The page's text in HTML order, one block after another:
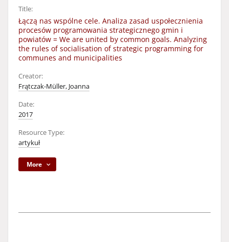
Title:
Łączą nas wspólne cele. Analiza zasad uspołecznienia
procesów programowania strategicznego gmin i
powiatów = We are united by common goals. Analyzing
the rules of socialisation of strategic programming for
communes and municipalities
Creator:
Frątczak-Müller, Joanna
Date:
2017
Resource Type:
artykuł
More